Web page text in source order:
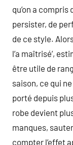
qu’on a compris
persister, de
de ce style.
l’a maîtrisé’,
être utile de
saison, ce qui
porté depuis
robe devient
manques,
compter l’effet